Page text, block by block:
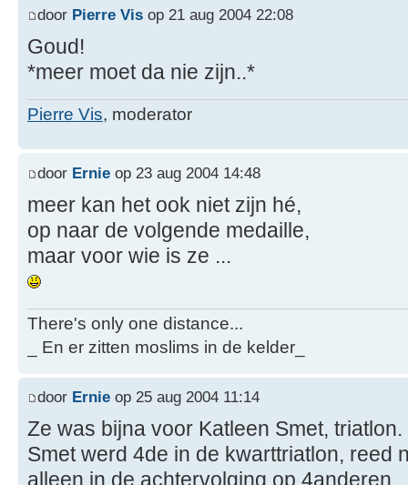
door Pierre Vis op 21 aug 2004 22:08
Goud!
*meer moet da nie zijn..*
Pierre Vis, moderator
door Ernie op 23 aug 2004 14:48
meer kan het ook niet zijn hé,
op naar de volgende medaille,
maar voor wie is ze ...
There's only one distance...
_ En er zitten moslims in de kelder_
door Ernie op 25 aug 2004 11:14
Ze was bijna voor Katleen Smet, triatlon.
Smet werd 4de in de kwarttriatlon, reed
alleen in de achtervolging op 4anderen.